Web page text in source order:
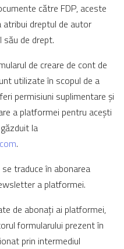
către FDP, aceste
dreptul de autor
de drept.
de creare de cont de
utilizate în scopul de a
permisiuni suplimentare și
a platformei pentru acești
la
.
traduce în abonarea
a platformei.
de abonați ai platformei,
formularului prezent în
prin intermediul